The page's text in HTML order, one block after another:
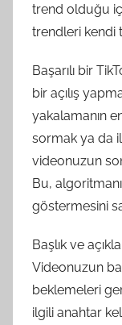
trend olduğu
trendleri kendi
Başarılı bir
bir açılış
yakalamanın
sormak ya da
videonuzun
Bu,
göstermesini
Başlık ve
Videonuzun
beklemeleri
ilgili anahtar